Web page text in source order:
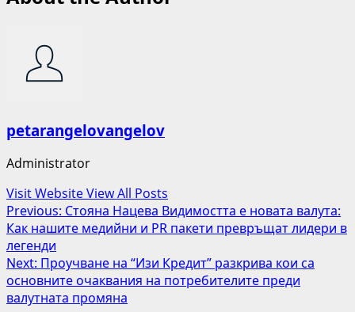
petarangelovangelov
Administrator
Visit WebsiteView All Posts
Post
navigation
Previous: Стояна Нацева Видимостта е новата валута:
Как нашите медийни и PR пакети превръщат лидери в
легенди
Next: Проучване на “Изи Кредит” разкрива кои са
основните очаквания на потребителите преди
валутната промяна